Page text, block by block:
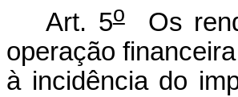
Art. 5oOs
operação
à incidência do